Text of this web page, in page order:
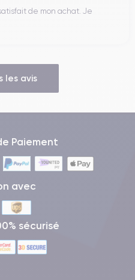
de mon achat. Je
les avis
Paiement
avec
sécurisé